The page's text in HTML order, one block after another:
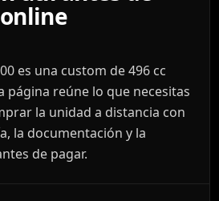
es una custom de 496 cc
página reúne lo que necesitas
la unidad a distancia con
la documentación y la
de pagar.